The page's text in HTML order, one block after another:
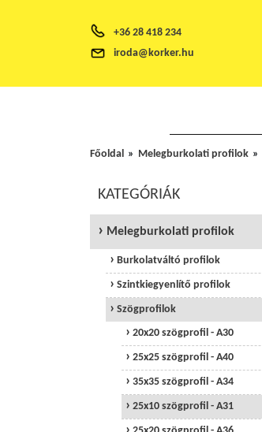
+36 28 418 234
iroda@korker.hu
Főoldal Melegburkolati profilok
KATEGÓRIÁK
Melegburkolati profilok
Burkolatváltó profilok
Szintkiegyenlítő profilok
Szögprofilok
20x20 szögprofil - A30
25x25 szögprofil - A40
35x35 szögprofil - A34
25x10 szögprofil - A31